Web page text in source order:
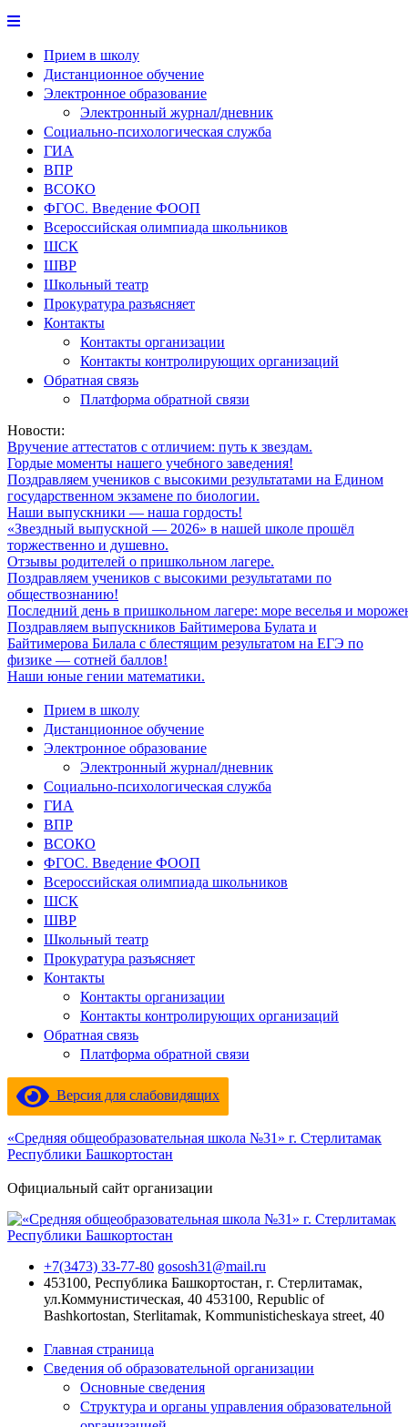
Прием в школу
Дистанционное обучение
Электронное образование
Электронный журнал/дневник
Социально-психологическая служба
ГИА
ВПР
ВСОКО
ФГОС. Введение ФООП
Всероссийская олимпиада школьников
ШСК
ШВР
Школьный театр
Прокуратура разъясняет
Контакты
Контакты организации
Контакты контролирующих организаций
Обратная связь
Платформа обратной связи
Новости:
Вручение аттестатов с отличием: путь к звездам.
Гордые моменты нашего учебного заведения!
Поздравляем учеников с высокими результатами на Едином
государственном экзамене по биологии.
Наши выпускники — наша гордость!
«Звездный выпускной — 2026» в нашей школе прошёл
торжественно и душевно.
Отзывы родителей о пришкольном лагере.
Поздравляем учеников с высокими результатами по
обществознанию!
Последний день в пришкольном лагере: море веселья и
Поздравляем выпускников Байтимерова Булата и
Байтимерова Билала с блестящим результатом на ЕГЭ по
физике — сотней баллов!
Наши юные гении математики.
Прием в школу
Дистанционное обучение
Электронное образование
Электронный журнал/дневник
Социально-психологическая служба
ГИА
ВПР
ВСОКО
ФГОС. Введение ФООП
Всероссийская олимпиада школьников
ШСК
ШВР
Школьный театр
Прокуратура разъясняет
Контакты
Контакты организации
Контакты контролирующих организаций
Обратная связь
Платформа обратной связи
Версия для слабовидящих
«Средняя общеобразовательная школа №31» г. Стерлитамак
Республики Башкортостан
Официальный сайт организации
+7(3473) 33-77-80 gososh31@mail.ru
453100, Республика Башкортостан, г. Стерлитамак,
ул.Коммунистическая, 40 453100, Republic of
Bashkortostan, Sterlitamak, Kommunisticheskaya street, 40
Главная страница
Сведения об образовательной организации
Основные сведения
Структура и органы управления образовательной